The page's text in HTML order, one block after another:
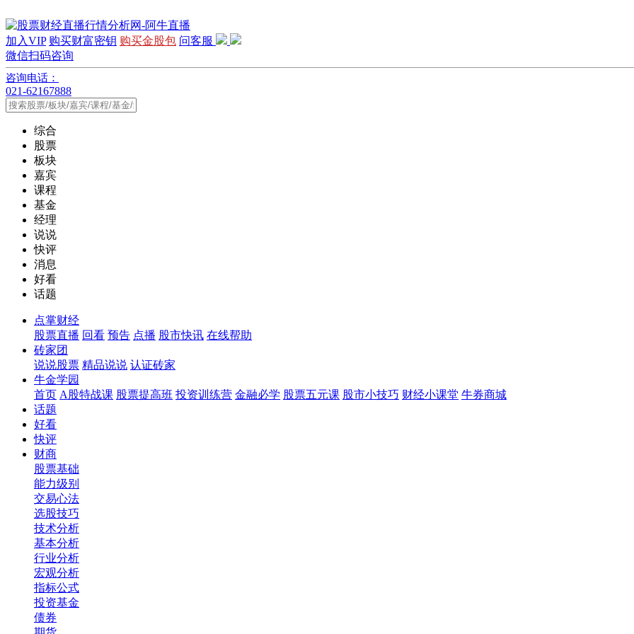
加入VIP 购买财富密钥 购买金股包 问客服
微信扫码咨询
咨询电话：
021-62167888
综合
股票
板块
嘉宾
课程
基金
经理
说说
快评
消息
好看
话题
点掌财经
股票直播 回看 预告 点播 股市快讯 在线帮助
砖家团
说说股票 精品说说 认证砖家
牛金学园
首页 A股特战课 股票提高班 投资训练营 金融必学 股票五元课 股市小技巧 财经小课堂 牛券商城
话题
好看
快评
财商
股票基础
能力级别
交易心法
选股技巧
技术分析
基本分析
行业分析
宏观分析
指标公式
投资基金
债券